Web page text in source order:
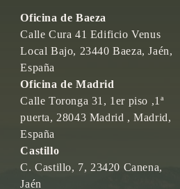
Oficina de Baeza
Calle Cura 41 Edificio Venus
Local Bajo, 23440 Baeza, Jaén,
España
Oficina de Madrid
Calle Toronga 31, 1er piso ,1ª
puerta, 28043 Madrid , Madrid,
España
Castillo
C. Castillo, 7, 23420 Canena,
Jaén